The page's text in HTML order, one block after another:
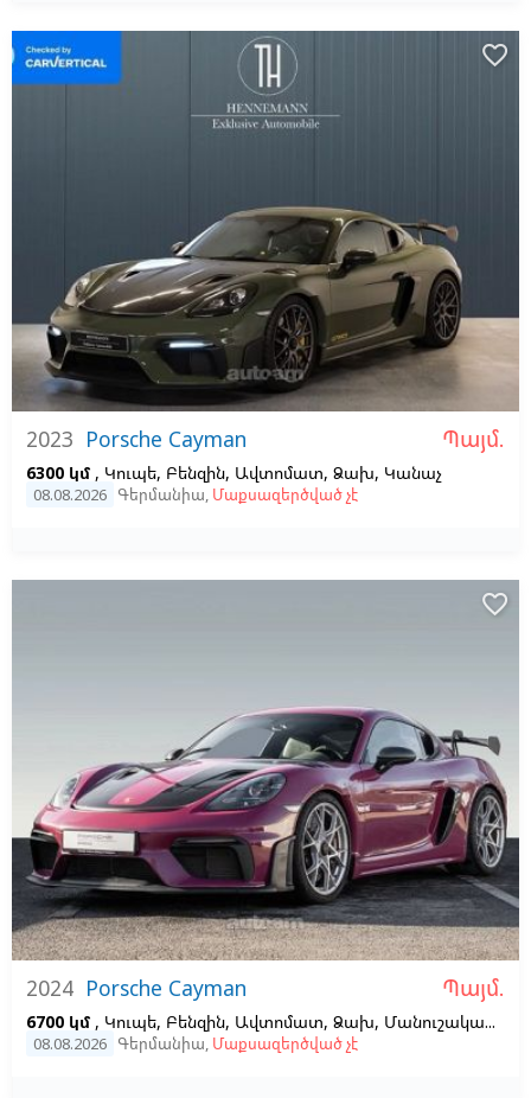
2023 Porsche Cayman Պայմ.
6300 կմ , Կուպե, Բենզին, Ավտոմատ, Ձախ, Կանաչ
08.08.2026 Գերմանիա, Մաքսազերծված չէ
favorite_border
2024 Porsche Cayman Պայմ.
6700 կմ , Կուպե, Բենզին, Ավտոմատ, Ձախ, Մանուշակագույն,
08.08.2026 Գերմանիա, Մաքսազերծված չէ
favorite_border